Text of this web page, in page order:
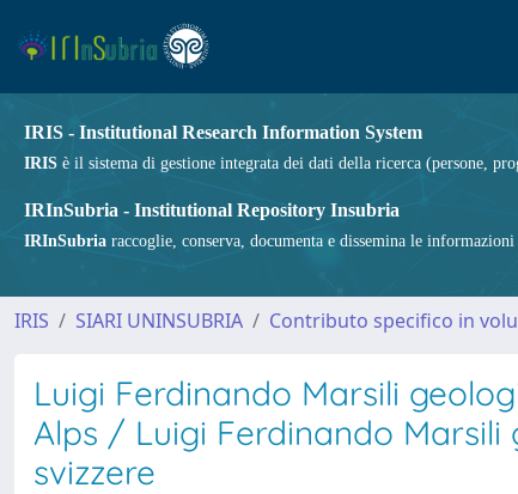
IRIS - Institutional Research Information System
IRIS è il sistema di gestione integrata dei dati della ricerca (persone,
IRInSubria - Institutional Repository Insubria
IRInSubria raccoglie, conserva, documenta e dissemina le
IRIS SIARI UNINSUBRIA Contributo specifico in
Luigi Ferdinando Marsili
Alps / Luigi Ferdinando Marsili
svizzere